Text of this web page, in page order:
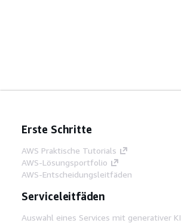
Erste Schritte
AWS Praktische Tutorials
AWS-Lösungsportfolio
AWS-Entscheidungsleitfäden
Serviceleitfäden
Auswahl eines Services mit generativer KI